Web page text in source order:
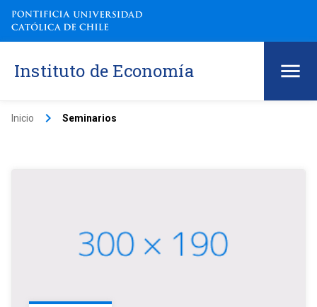
Instituto de Economía
Inicio keyboard_arrow_right Seminarios